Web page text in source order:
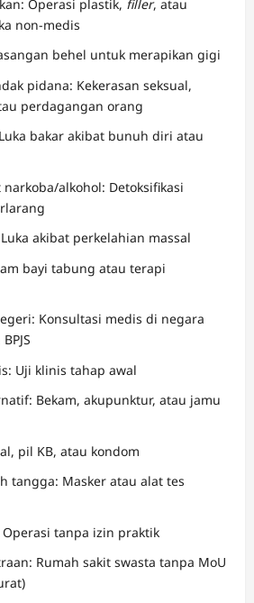
Operasi plastik, filler, atau
non-medis
behel untuk merapikan gigi
pidana: Kekerasan seksual,
perdagangan orang
bakar akibat bunuh diri atau
alkohol: Detoksifikasi
akibat perkelahian massal
bayi tabung atau terapi
Konsultasi medis di negara
Uji klinis tahap awal
Bekam, akupunktur, atau jamu
pil KB, atau kondom
tangga: Masker atau alat tes
tanpa izin praktik
Rumah sakit swasta tanpa MoU